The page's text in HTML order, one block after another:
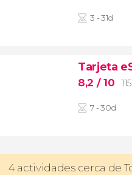
3 - 31d
Tarjeta
8,2 / 10
7 - 30d
4 actividades cerca de